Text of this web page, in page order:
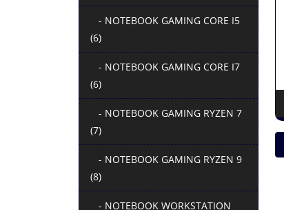
- NOTEBOOK GAMING CORE I5
(6)
- NOTEBOOK GAMING CORE I7
(6)
- NOTEBOOK GAMING RYZEN 7
(7)
- NOTEBOOK GAMING RYZEN 9
(8)
- NOTEBOOK WORKSTATION